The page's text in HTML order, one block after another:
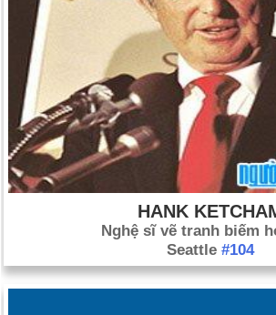
HANK
Nghệ sĩ vẽ tranh biếm
Seattle #104